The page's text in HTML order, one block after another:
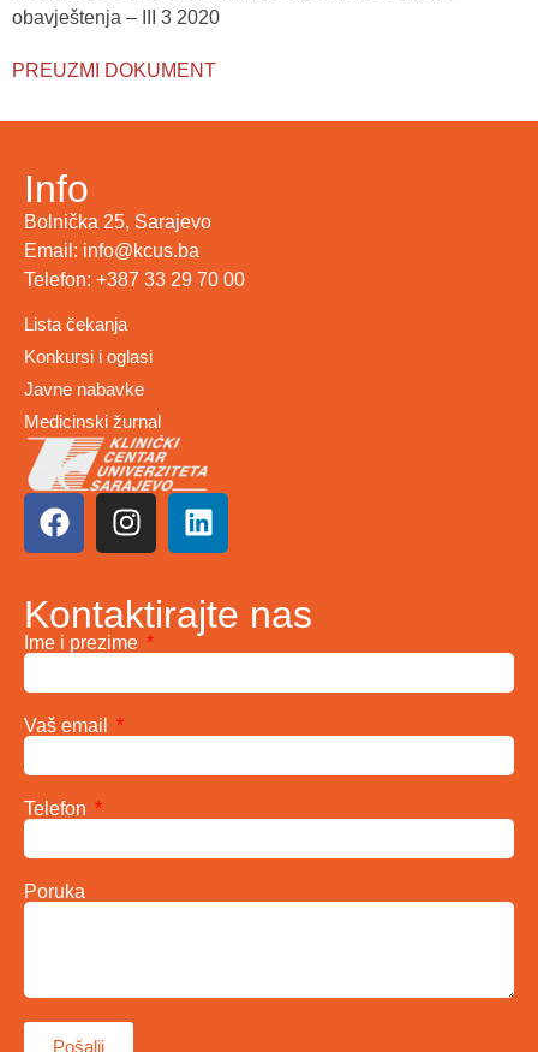
obavještenja – III 3 2020
PREUZMI DOKUMENT
Info
Bolnička 25, Sarajevo
Email: info@kcus.ba
Telefon: +387 33 29 70 00
Lista čekanja
Konkursi i oglasi
Javne nabavke
Medicinski žurnal
Kontaktirajte nas
Ime i prezime
Vaš email
Telefon
Poruka
Pošalji